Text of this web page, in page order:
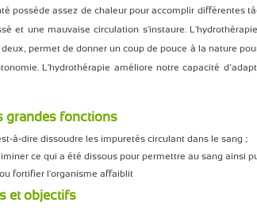
possède assez de chaleur pour accomplir différentes
et une mauvaise circulation s'instaure.
permet de donner un coup de pouce à la nature
L'hydrothérapie améliore notre capacité
grandes fonctions
à-dire dissoudre les impuretés circulant dans le sang ;
ce qui a été dissous pour permettre au sang ainsi
fortifier l'organisme affaiblit
et objectifs